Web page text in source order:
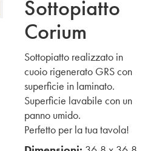
Sottopiatto
Corium
Sottopiatto realizzato in
cuoio rigenerato GRS con
superficie in laminato.
Superficie lavabile con un
panno umido.
Perfetto per la tua tavola!